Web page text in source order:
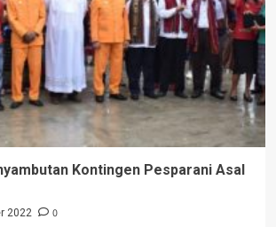
Kontingen Pesparani Asal
2022
0